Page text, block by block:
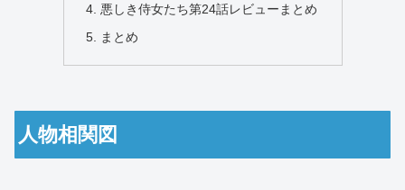
悪しき侍女たち第24話レビューまとめ
まとめ
人物相関図